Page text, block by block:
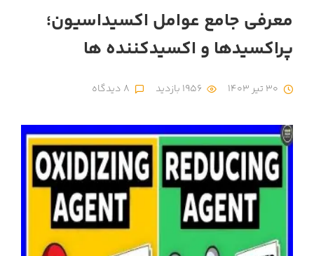
معرفی جامع عوامل اکسیداسیون؛
پراکسیدها و اکسیدکننده ها